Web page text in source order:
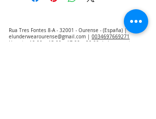
Rua Tres Fontes 8-A - 32001 - Ourense - (España) |
elunderwearourense@gmail.com | 0034697669271
Horario: 10:00 a 13:00 y 17:00 a 20:00 de lunes a viernes